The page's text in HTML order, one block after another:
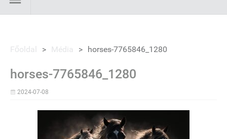
Főoldal > Média > horses-7765846_1280
horses-7765846_1280
2024-07-08